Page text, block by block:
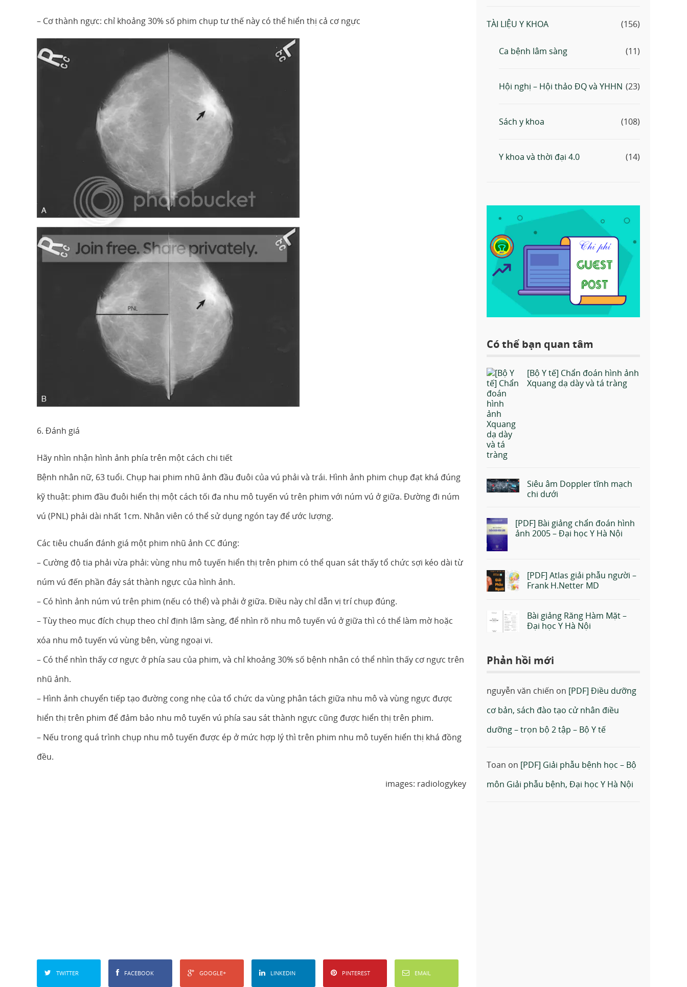
– Cơ thành ngực: chỉ khoảng 30% số phim chụp tư thế này có thể hiển thị cả cơ ngực
6. Đánh giá
Hãy nhìn nhận hình ảnh phía trên một cách chi tiết
Bệnh nhân nữ, 63 tuổi. Chụp hai phim nhũ ảnh đầu đuôi của vú phải và trái. Hình ảnh phim chụp đạt khá đúng
kỹ thuật: phim đầu đuôi hiển thị một cách tối đa nhu mô tuyến vú trên phim với núm vú ở giữa. Đường đi núm
vú (PNL) phải dài nhất 1cm. Nhân viên có thể sử dụng ngón tay để ước lượng.
Các tiêu chuẩn đánh giá một phim nhũ ảnh CC đúng:
– Cường độ tia phải vừa phải: vùng nhu mô tuyến hiển thị trên phim có thể quan sát thấy tổ chức sợi kéo dài từ
núm vú đến phần đáy sát thành ngực của hình ảnh.
– Có hình ảnh núm vú trên phim (nếu có thể) và phải ở giữa. Điều này chỉ dẫn vị trí chụp đúng.
– Tùy theo mục đích chụp theo chỉ định lâm sàng, để nhìn rõ nhu mô tuyến vú ở giữa thì có thể làm mờ hoặc
xóa nhu mô tuyến vú vùng bên, vùng ngoại vi.
– Có thể nhìn thấy cơ ngực ở phía sau của phim, và chỉ khoảng 30% số bệnh nhân có thể nhìn thấy cơ ngực trên
nhũ ảnh.
– Hình ảnh chuyển tiếp tạo đường cong nhẹ của tổ chức da vùng phân tách giữa nhu mô và vùng ngực được
hiển thị trên phim để đảm bảo nhu mô tuyến vú phía sau sát thành ngực cũng được hiển thị trên phim.
– Nếu trong quá trình chụp nhu mô tuyến được ép ở mức hợp lý thì trên phim nhu mô tuyến hiển thị khá đồng
đều.
images: radiologykey
TWITTER FACEBOOK GOOGLE+ LINKEDIN PINTEREST EMAIL
TÀI LIỆU Y KHOA (156)
Ca bệnh lâm sàng (11)
Hội nghị – Hội thảo ĐQ và YHHN (23)
Sách y khoa (108)
Y khoa và thời đại 4.0 (14)
Có thể bạn quan tâm
[Bộ Y tế] Chẩn đoán hình ảnh
Xquang dạ dày và tá tràng
Siêu âm Doppler tĩnh mạch
chi dưới
[PDF] Bài giảng chẩn đoán hình
ảnh 2005 – Đại học Y Hà Nội
[PDF] Atlas giải phẫu người –
Frank H.Netter MD
Bài giảng Răng Hàm Mặt –
Đại học Y Hà Nội
Phản hồi mới
nguyễn văn chiến on [PDF] Điều dưỡng
cơ bản, sách đào tạo cử nhân điều
dưỡng – trọn bộ 2 tập – Bộ Y tế
Toan on [PDF] Giải phẫu bệnh học – Bộ
môn Giải phẫu bệnh, Đại học Y Hà Nội